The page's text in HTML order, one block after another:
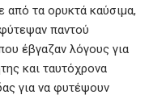
από τα ορυκτά καύσιμα,
παντού
έβγαζαν λόγους για
και ταυτόχρονα
για να φυτέψουν